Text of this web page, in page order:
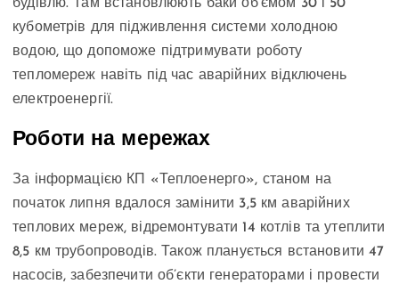
будівлю. Там встановлюють баки об’ємом 30 і 50
кубометрів для підживлення системи холодною
водою, що допоможе підтримувати роботу
тепломереж навіть під час аварійних відключень
електроенергії.
Роботи на мережах
За інформацією КП «Теплоенерго», станом на
початок липня вдалося замінити 3,5 км аварійних
теплових мереж, відремонтувати 14 котлів та утеплити
8,5 км трубопроводів. Також планується встановити 47
насосів, забезпечити об’єкти генераторами і провести